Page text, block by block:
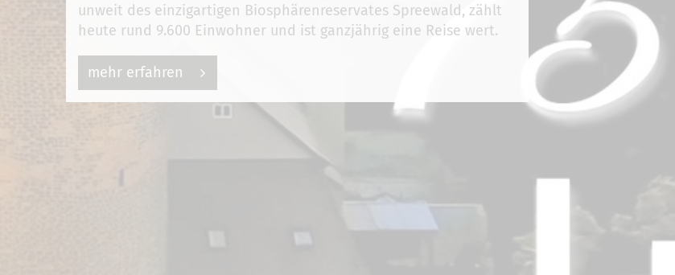
unweit des einzigartigen Biosphärenreservates Spreewald, zählt
heute rund 9.600 Einwohner und ist ganzjährig eine Reise wert.
mehr erfahren